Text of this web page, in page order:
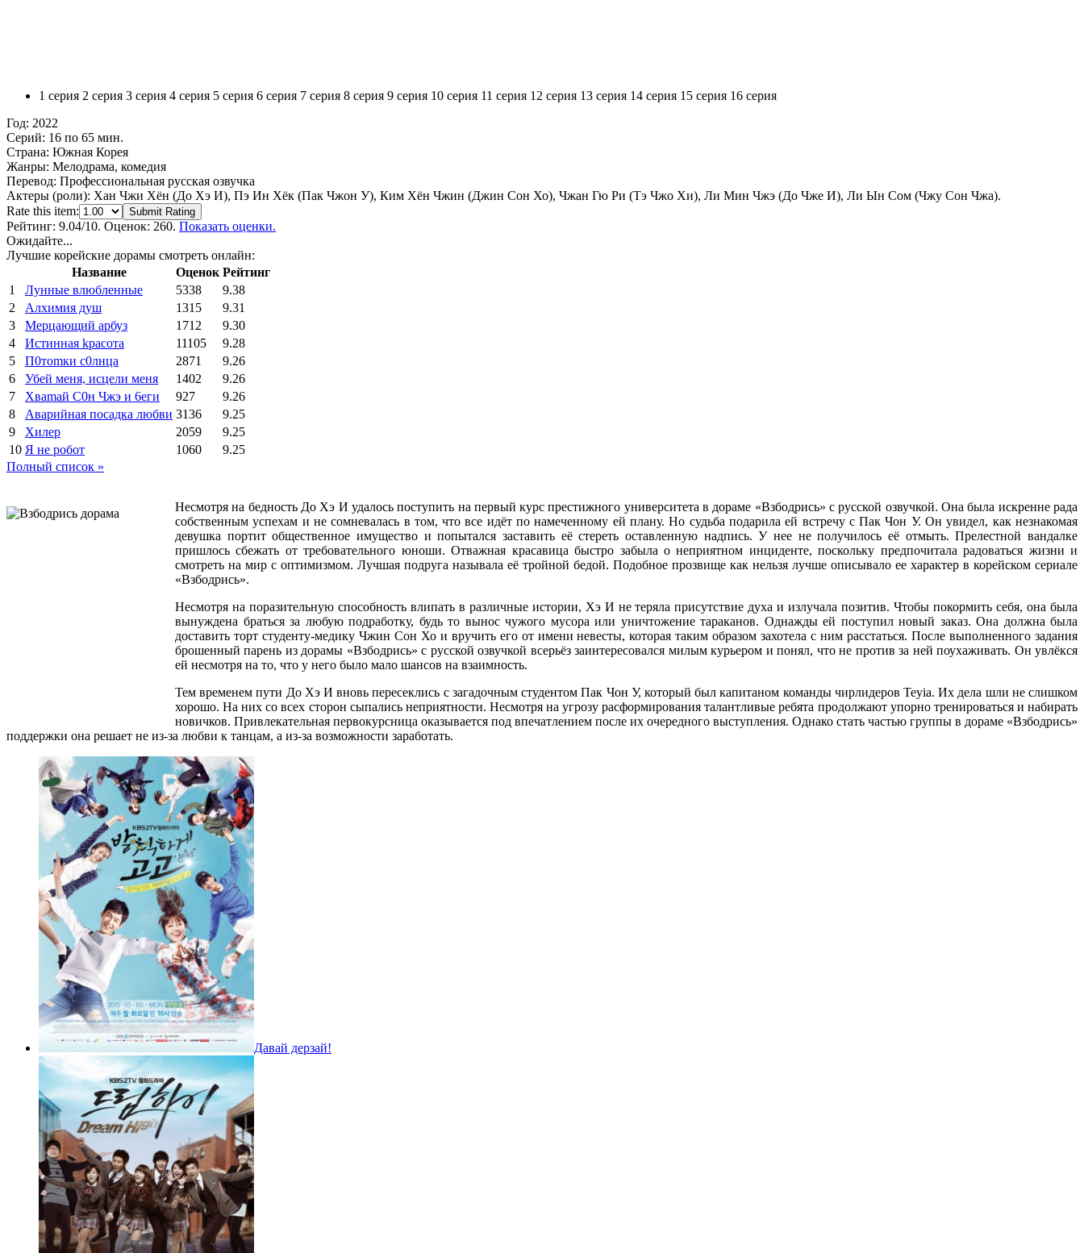
1 серия 2 серия 3 серия 4 серия 5 серия 6 серия 7 серия 8 серия 9 серия 10 серия 11 серия 12 серия 13 серия 14 серия 15 серия 16 серия
Год: 2022
Серий: 16 по 65 мин.
Страна: Южная Корея
Жанры: Мелодрама, комедия
Перевод: Профессиональная русская озвучка
Актеры (роли): Хан Чжи Хён (До Хэ И), Пэ Ин Хёк (Пак Чжон У), Ким Хён Чжин (Джин Сон Хо), Чжан Гю Ри (Тэ Чжо Хи), Ли Мин Чжэ (До Чже И), Ли Ын Сом (Чжу Сон Чжа).
Rate this item:
Submit Rating
Рейтинг: 9.04/10. Оценок: 260. Показать оценки.
Ожидайте...
Лучшие корейские дорамы смотреть онлайн:
Название
Оценок Рейтинг
1
Лунные влюбленные 5338
9.38
2
Алхимия душ 1315
9.31
3
Мерцающий арбуз 1712
9.30
4
Иcтиннaя kрасoтa 11105
9.28
5
П0тоmки c0лнцa 2871
9.26
6
Убей меня, исцели меня 1402
9.26
7
Xваmай С0н Чжэ и 6еги 927
9.26
8
Аварийная посадка любви 3136
9.25
9
Хилер 2059
9.25
10 Я не робот 1060
9.25
Полный список »
Несмотря на бедность До Хэ И удалось поступить на первый курс престижного университета в дораме «Взбодрись» с русской озвучкой. Она была искренне рада
собственным успехам и не сомневалась в том, что все идёт по намеченному ей плану. Но судьба подарила ей встречу с Пак Чон У. Он увидел, как незнакомая
девушка портит общественное имущество и попытался заставить её стереть оставленную надпись. У нее не получилось её отмыть. Прелестной вандалке
пришлось сбежать от требовательного юноши. Отважная красавица быстро забыла о неприятном инциденте, поскольку предпочитала радоваться жизни и
смотреть на мир с оптимизмом. Лучшая подруга называла её тройной бедой. Подобное прозвище как нельзя лучше описывало ее характер в корейском сериале
«Взбодрись».
Несмотря на поразительную способность влипать в различные истории, Хэ И не теряла присутствие духа и излучала позитив. Чтобы покормить себя, она была
вынуждена браться за любую подработку, будь то вынос чужого мусора или уничтожение тараканов. Однажды ей поступил новый заказ. Она должна была
доставить торт студенту-медику Чжин Сон Хо и вручить его от имени невесты, которая таким образом захотела с ним расстаться. После выполненного задания
брошенный парень из дорамы «Взбодрись» с русской озвучкой всерьёз заинтересовался милым курьером и понял, что не против за ней поухаживать. Он увлёкся
ей несмотря на то, что у него было мало шансов на взаимность.
Тем временем пути До Хэ И вновь пересеклись с загадочным студентом Пак Чон У, который был капитаном команды чирлидеров Teyia. Их дела шли не слишком
хорошо. На них со всех сторон сыпались неприятности. Несмотря на угрозу расформирования талантливые ребята продолжают упорно тренироваться и набирать
новичков. Привлекательная первокурсница оказывается под впечатлением после их очередного выступления. Однако стать частью группы в дораме «Взбодрись»
поддержки она решает не из-за любви к танцам, а из-за возможности заработать.
Давай дерзай!